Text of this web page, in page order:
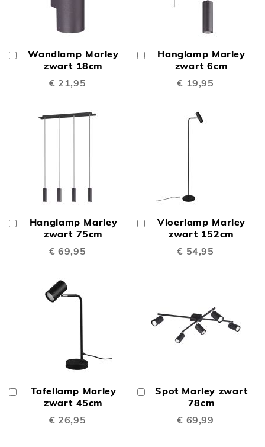
Wandlamp Marley
zwart 18cm
€ 21,95
Winkelwagen
Hanglamp Marley
zwart 6cm
€ 19,95
Winkelwagen
Hanglamp Marley
zwart 75cm
€ 69,95
Winkelwagen
Vloerlamp Marley
zwart 152cm
€ 54,95
Winkelwagen
Tafellamp Marley
zwart 45cm
€ 26,95
Winkelwagen
Spot Marley zwart
78cm
€ 69,99
Winkelwagen